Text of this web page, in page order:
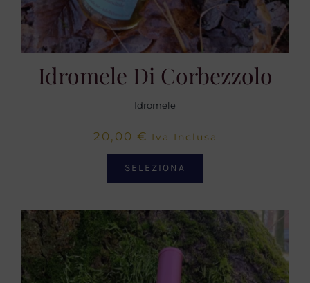
Idromele Di Corbezzolo
Idromele
20,00 € Iva Inclusa
SELEZIONA